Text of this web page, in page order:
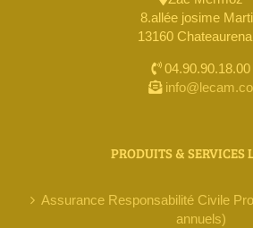
8.allée josime
13160
04.90.90.18.00
info@lecam.co
PRODUITS & SERVICES
Assurance Responsabilité Civile
annuels)